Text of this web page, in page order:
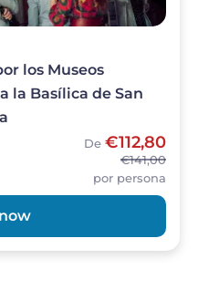
los Museos
la Basílica de San
De €112,80
€141,00
por persona